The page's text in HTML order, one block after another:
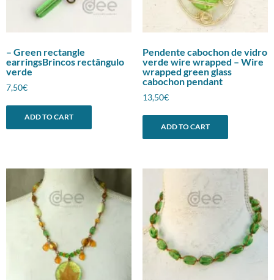
– Green rectangle
earringsBrincos rectângulo
verde
7,50€
ADD TO CART
Pendente cabochon de vidro
verde wire wrapped – Wire
wrapped green glass
cabochon pendant
13,50€
ADD TO CART